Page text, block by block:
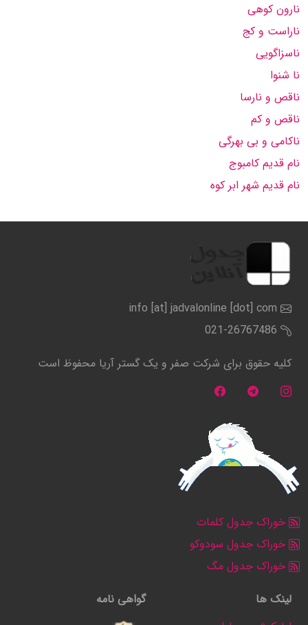
نارون کوهی
ناراست و کج
ناسزاگویی
نا شنوا
ناقص و نارسا
ناقص و کم
ناکامی و بی بهرگی
نام قدیم کامبوج
نام قدیم شهر ابر کوه
info [at] jadvalonline [dot] com
021-26767486
کلیه حقوق برای شرکت صفر و یک گستر آریا محفوظ است
خوراک جدول کلمات
خوراک جدول سودوکو
خوراک جدول مگ
لینک ها
گواهی نامه